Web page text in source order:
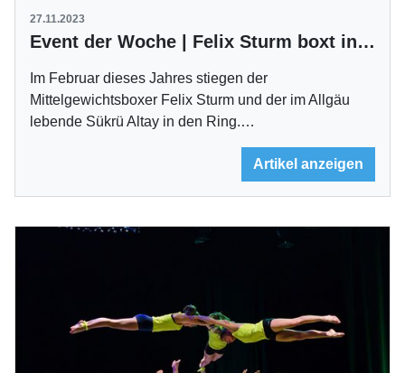
27.11.2023
Event der Woche | Felix Sturm boxt in Ludwigsburg
Im Februar dieses Jahres stiegen der
Mittelgewichtsboxer Felix Sturm und der im Allgäu
lebende Sükrü Altay in den Ring.…
Artikel anzeigen